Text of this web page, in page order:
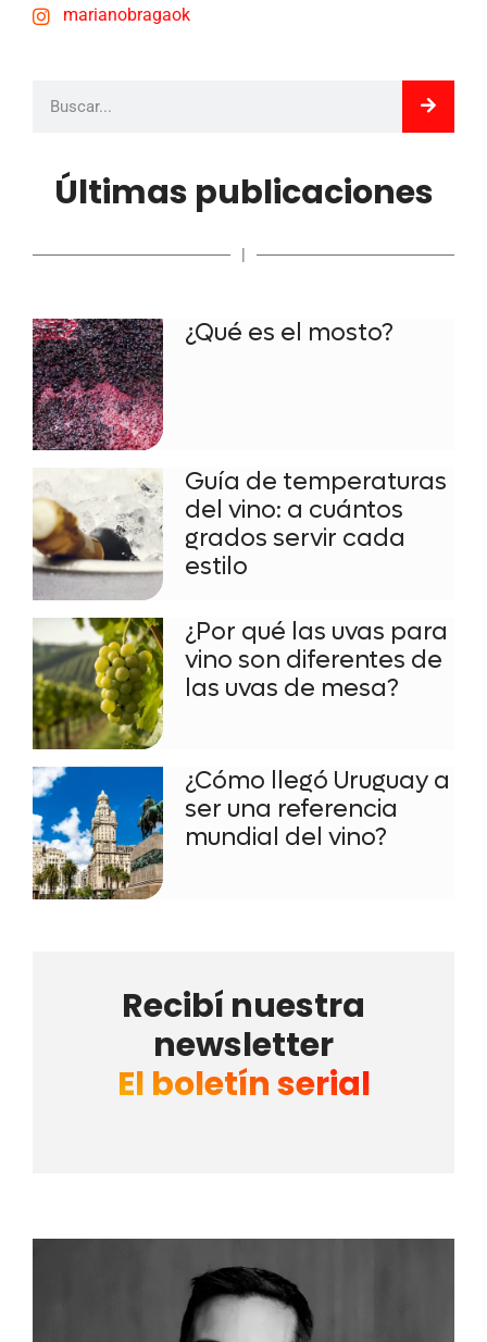
marianobragaok
Últimas publicaciones
|
¿Qué es el mosto?
Guía de temperaturas
del vino: a cuántos
grados servir cada
estilo
¿Por qué las uvas para
vino son diferentes de
las uvas de mesa?
¿Cómo llegó Uruguay a
ser una referencia
mundial del vino?
Recibí nuestra
newsletter
El boletín serial